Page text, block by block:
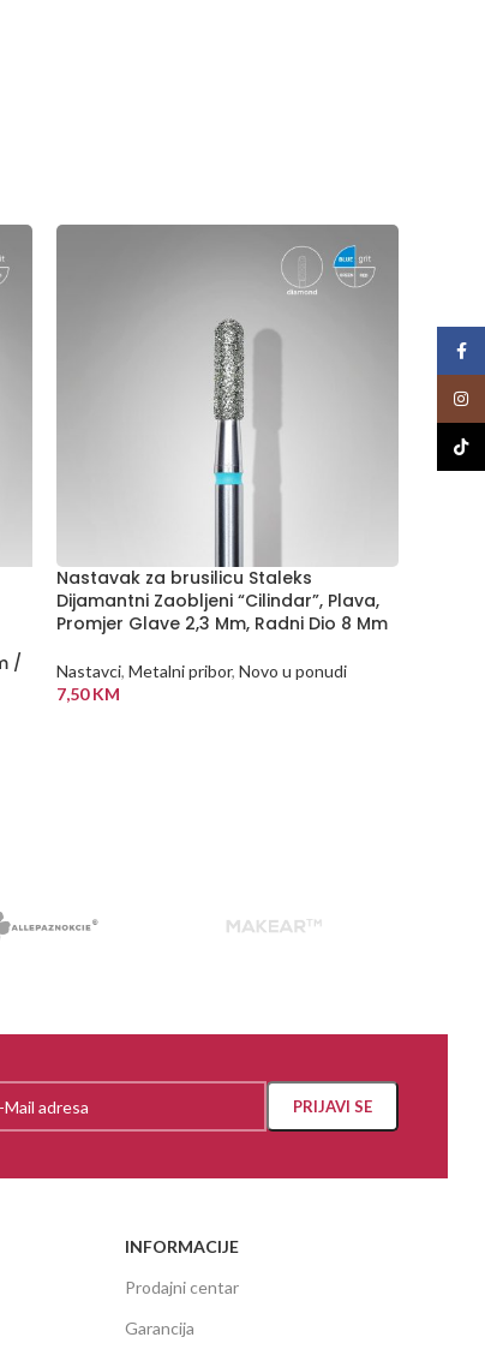
/
Nastavak za brusilicu Staleks
Dijamantni Zaobljeni “Cilindar”, Plava,
Promjer Glave 2,3 Mm, Radni Dio 8 Mm
Nastavci, Metalni pribor, Novo u ponudi
7,50KM
INFORMACIJE
Prodajni centar
Garancija